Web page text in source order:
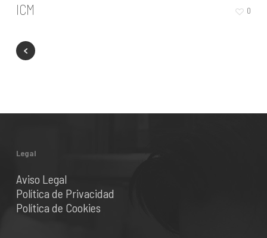
ICM 0
Legal
Aviso Legal
Política de Privacidad
Política de Cookies